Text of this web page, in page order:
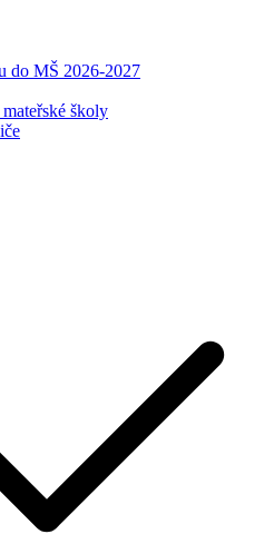
do MŠ 2026-2027
školy